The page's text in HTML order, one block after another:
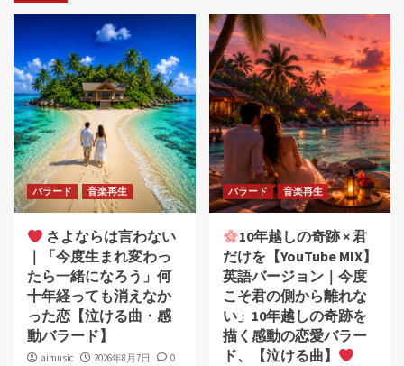
バラード 音楽再生
さよならは言わない
｜「今度生まれ変わっ
たら一緒になろう」何
十年経っても消えなか
った恋【泣ける曲・感
動バラード】
aimusic 2026年8月7日 0
バラード 音楽再生
10年越しの奇跡 × 君
だけを【YouTube MIX】
英語バージョン｜今度
こそ君の側から離れな
い」10年越しの奇跡を
描く感動の恋愛バラー
ド、【泣ける曲】